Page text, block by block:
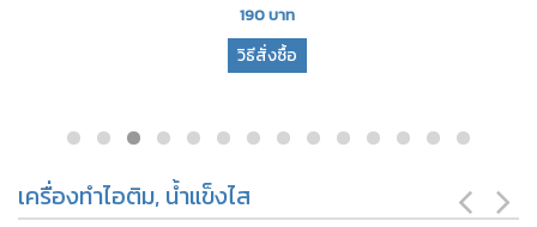
190บาท
วิธีสั่งซื้อ
เครื่องทำไอติม, น้ำแข็งไส